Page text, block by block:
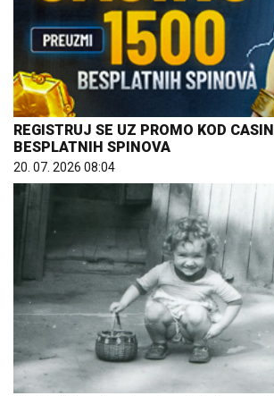
REGISTRUJ SE UZ PROMO KOD
BESPLATNIH SPINOVA
20. 07. 2026 08:04